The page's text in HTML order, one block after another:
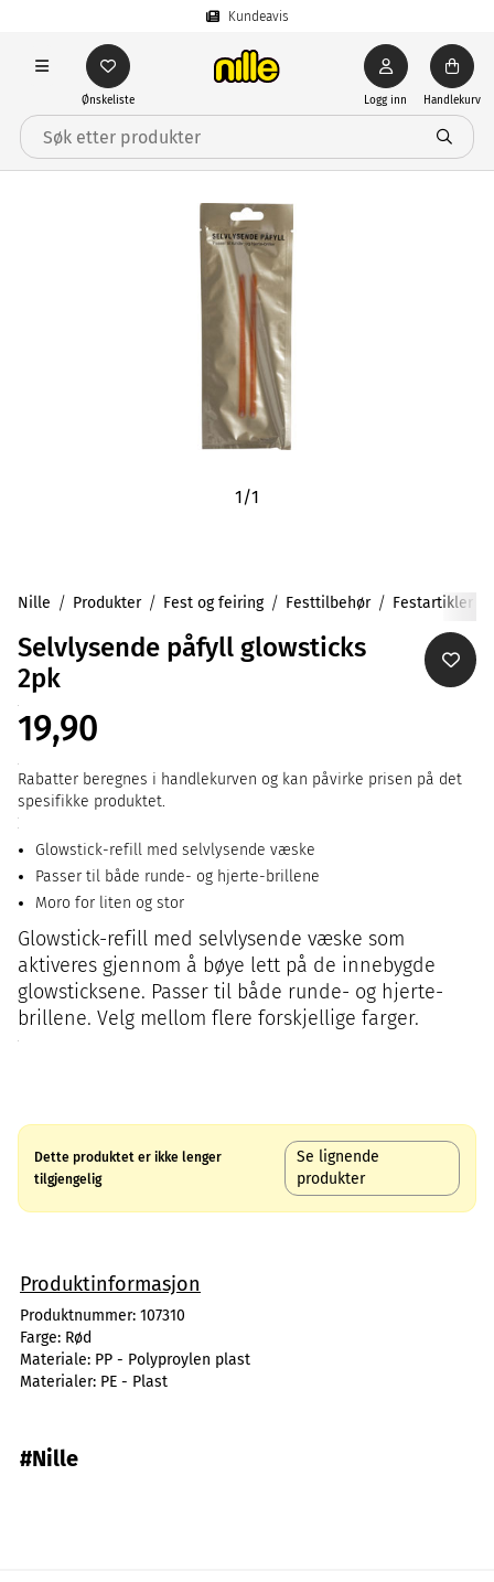
Kundeavis
Ønskeliste Logg inn Handlekurv
1/1
Nille Produkter Fest og feiring Festtilbehør Festartikler
Selvlysende påfyll glowsticks
2pk
19,90
Rabatter beregnes i handlekurven og kan påvirke prisen på det
spesifikke produktet.
Glowstick-refill med selvlysende væske
Passer til både runde- og hjerte-brillene
Moro for liten og stor
Glowstick-refill med selvlysende væske som
aktiveres gjennom å bøye lett på de innebygde
glowsticksene. Passer til både runde- og hjerte-
brillene. Velg mellom flere forskjellige farger.
Dette produktet er ikke lenger
tilgjengelig
Se lignende
produkter
Produktinformasjon
Produktnummer: 107310
Farge: Rød
Materiale: PP - Polyproylen plast
Materialer: PE - Plast
#Nille